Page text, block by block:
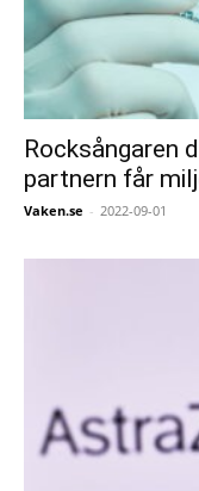
Rocksångaren
partnern får
Vaken.se - 2022-09-01